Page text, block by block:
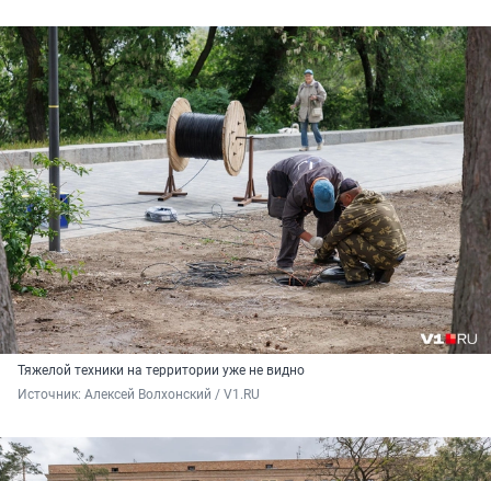
Тяжелой техники на территории уже не видно
Источник: Алексей Волхонский / V1.RU